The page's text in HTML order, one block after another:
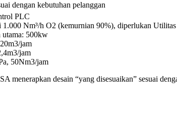
dengan kebutuhan pelanggan
PLC
Nm³/h O2 (kemurnian 90%), diperlukan
utama: 500kw
jam
jam
50Nm3/jam
menerapkan desain “yang disesuaikan” sesuai